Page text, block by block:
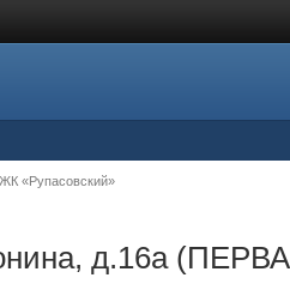
ЖК «Рупасовский»
д.16а